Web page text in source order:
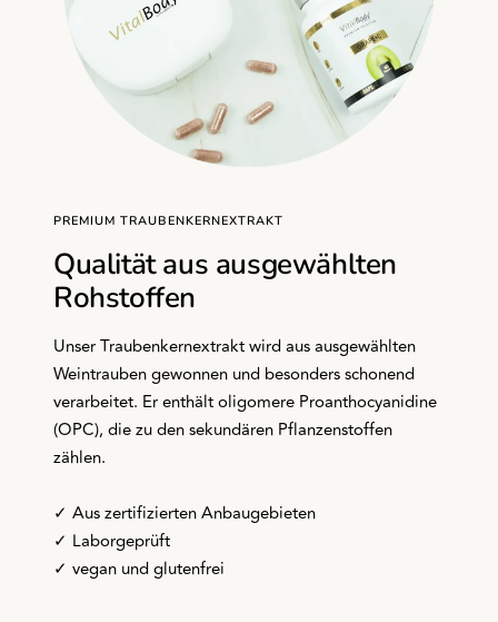
PREMIUM TRAUBENKERNEXTRAKT
Qualität aus ausgewählten
Rohstoffen
Unser Traubenkernextrakt wird aus ausgewählten
Weintrauben gewonnen und besonders schonend
verarbeitet. Er enthält oligomere Proanthocyanidine
(OPC), die zu den sekundären Pflanzenstoffen
zählen.
✓ Aus zertifizierten Anbaugebieten
✓ Laborgeprüft
✓ vegan und glutenfrei